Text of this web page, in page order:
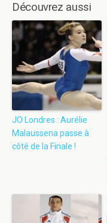
Découvrez aussi
JO Londres : Aurélie
Malaussena passe à
côté de la Finale !